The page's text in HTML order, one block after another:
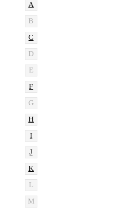
A
B
C
D
E
F
G
H
I
J
K
L
M